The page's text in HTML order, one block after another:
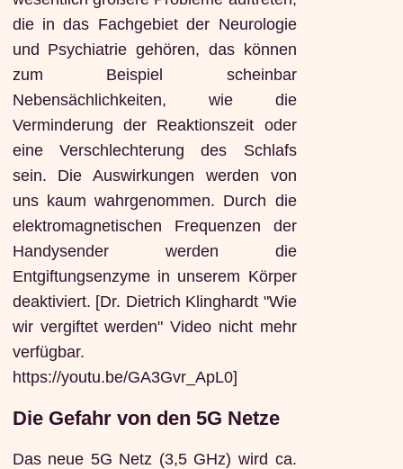
die in das Fachgebiet der Neurologie
und Psychiatrie gehören, das können
zum Beispiel scheinbar
Nebensächlichkeiten, wie die
Verminderung der Reaktionszeit oder
eine Verschlechterung des Schlafs
sein. Die Auswirkungen werden von
uns kaum wahrgenommen. Durch die
elektromagnetischen Frequenzen der
Handysender werden die
Entgiftungsenzyme in unserem Körper
deaktiviert. [Dr. Dietrich Klinghardt "Wie
wir vergiftet werden" Video nicht mehr
verfügbar.
https://youtu.be/GA3Gvr_ApL0]
Die Gefahr von den 5G Netze
Das neue 5G Netz (3,5 GHz) wird ca.